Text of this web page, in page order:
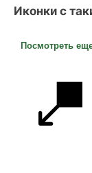
Иконки с
Посмотреть